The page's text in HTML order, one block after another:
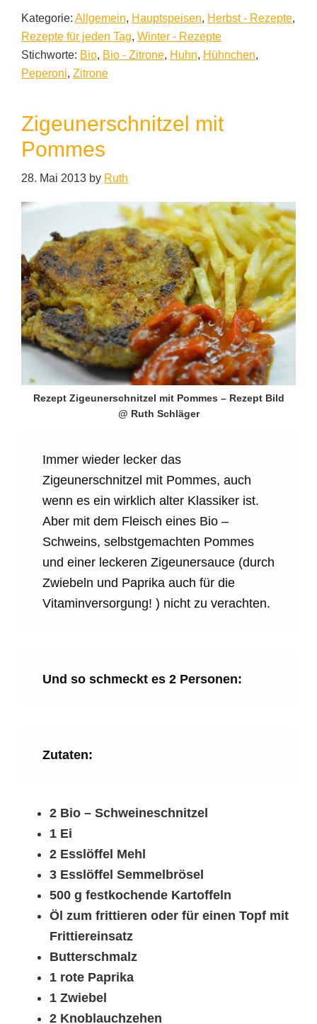
Kategorie: Allgemein, Hauptspeisen, Herbst - Rezepte,
Rezepte für jeden Tag, Winter - Rezepte
Stichworte: Bio, Bio - Zitrone, Huhn, Hühnchen,
Peperoni, Zitrone
Zigeunerschnitzel mit
Pommes
28. Mai 2013 by Ruth
Rezept Zigeunerschnitzel mit Pommes – Rezept Bild
@ Ruth Schläger
Immer wieder lecker das
Zigeunerschnitzel mit Pommes, auch
wenn es ein wirklich alter Klassiker ist.
Aber mit dem Fleisch eines Bio –
Schweins, selbstgemachten Pommes
und einer leckeren Zigeunersauce (durch
Zwiebeln und Paprika auch für die
Vitaminversorgung! ) nicht zu verachten.
Und so schmeckt es 2 Personen:
Zutaten:
2 Bio – Schweineschnitzel
1 Ei
2 Esslöffel Mehl
3 Esslöffel Semmelbrösel
500 g festkochende Kartoffeln
Öl zum frittieren oder für einen Topf mit
Frittiereinsatz
Butterschmalz
1 rote Paprika
1 Zwiebel
2 Knoblauchzehen